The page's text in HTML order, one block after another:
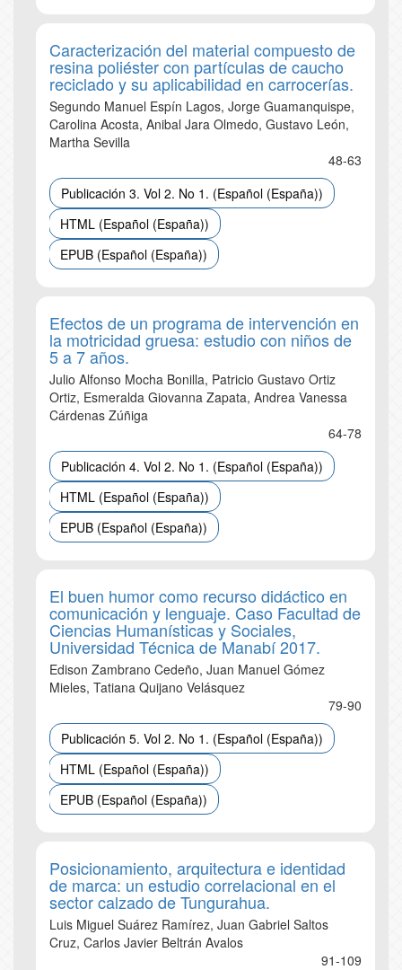
Caracterización del material compuesto de
resina poliéster con partículas de caucho
reciclado y su aplicabilidad en carrocerías.
Segundo Manuel Espín Lagos, Jorge Guamanquispe,
Carolina Acosta, Anibal Jara Olmedo, Gustavo León,
Martha Sevilla
48-63
Publicación 3. Vol 2. No 1. (Español (España))
HTML (Español (España))
EPUB (Español (España))
Efectos de un programa de intervención en
la motricidad gruesa: estudio con niños de
5 a 7 años.
Julio Alfonso Mocha Bonilla, Patricio Gustavo Ortiz
Ortiz, Esmeralda Giovanna Zapata, Andrea Vanessa
Cárdenas Zúñiga
64-78
Publicación 4. Vol 2. No 1. (Español (España))
HTML (Español (España))
EPUB (Español (España))
El buen humor como recurso didáctico en
comunicación y lenguaje. Caso Facultad de
Ciencias Humanísticas y Sociales,
Universidad Técnica de Manabí 2017.
Edison Zambrano Cedeño, Juan Manuel Gómez
Mieles, Tatiana Quijano Velásquez
79-90
Publicación 5. Vol 2. No 1. (Español (España))
HTML (Español (España))
EPUB (Español (España))
Posicionamiento, arquitectura e identidad
de marca: un estudio correlacional en el
sector calzado de Tungurahua.
Luis Miguel Suárez Ramírez, Juan Gabriel Saltos
Cruz, Carlos Javier Beltrán Avalos
91-109